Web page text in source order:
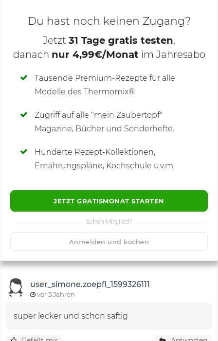
Deine Notizen
Du hast noch keinen Zugang?
Jetzt 31 Tage gratis testen,
danach nur 4,99€/Monat im Jahresabo
Tausende Premium-Rezepte für alle
Modelle des Thermomix®
Zugriff auf alle "mein Zaubertopf"
Magazine, Bücher und Sonderhefte.
Hunderte Rezept-Kollektionen,
Ernährungspläne, Kochschule u.v.m.
JETZT GRATISMONAT STARTEN
Schon Mitglied?
Anmelden und kochen
Kommentare(1)
🙂 Speichern
user_simone.zoepfl_1599326111
vor 5 Jahren
super lecker und schön saftig